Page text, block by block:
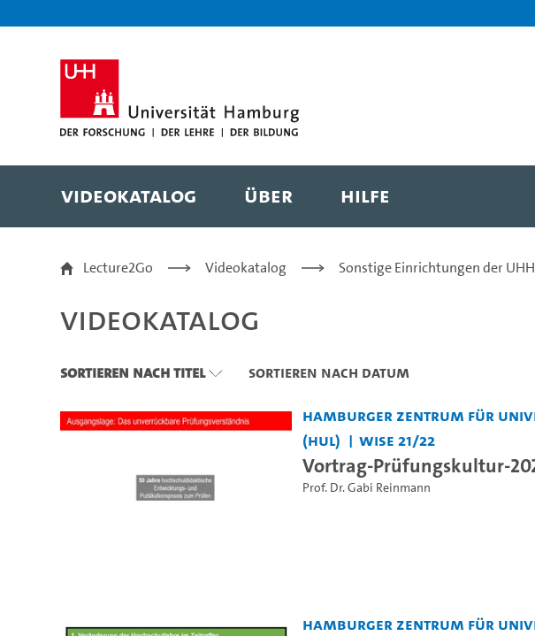
Videokatalog Über Hilfe
Videokatalog
Lecture2Go Videokatalog Sonstige Einrichtungen der UHH
Videokatalog
Sortieren nach Titel Sortieren nach Datum
Hamburger Zentrum für
(HUL)
WiSe 21/22
Vortrag-Prüfungskultur-
Prof. Dr. Gabi Reinmann
Hamburger Zentrum für